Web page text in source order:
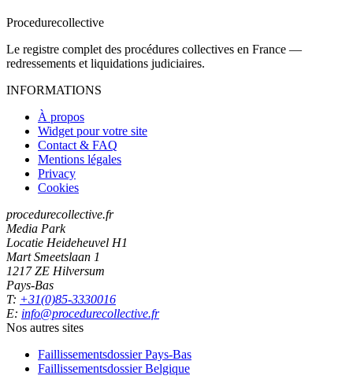
Procedurecollective
Le registre complet des procédures collectives en France —
redressements et liquidations judiciaires.
INFORMATIONS
À propos
Widget pour votre site
Contact & FAQ
Mentions légales
Privacy
Cookies
procedurecollective.fr
Media Park
Locatie Heideheuvel H1
Mart Smeetslaan 1
1217 ZE Hilversum
Pays-Bas
T: +31(0)85-3330016
E: info@procedurecollective.fr
Nos autres sites
Faillissementsdossier Pays-Bas
Faillissementsdossier Belgique